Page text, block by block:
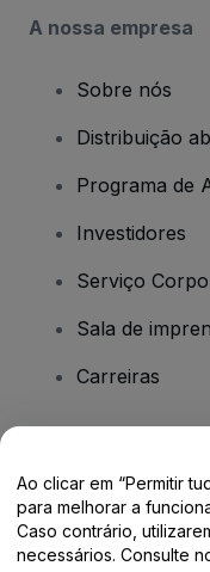
A nossa empresa
Sobre nós
Distribuição
Programa de
Investidores
Serviço
Sala de
Carreiras
Centro de
Ao clicar em “Permitir
para melhorar a
Caso contrário,
necessários. Consulte